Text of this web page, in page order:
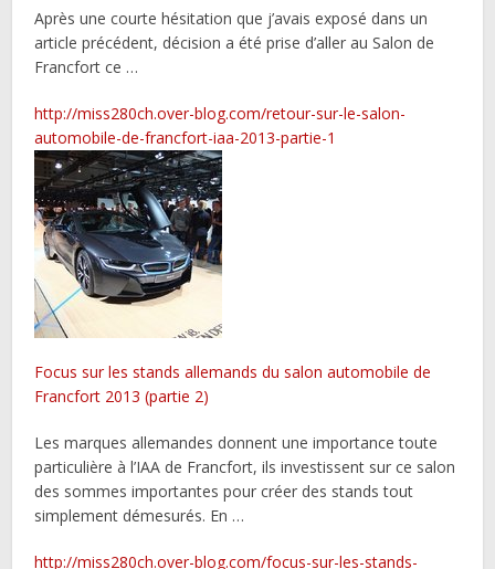
Après une courte hésitation que j’avais exposé dans un
article précédent, décision a été prise d’aller au Salon de
Francfort ce …
http://miss280ch.over-blog.com/retour-sur-le-salon-
automobile-de-francfort-iaa-2013-partie-1
Focus sur les stands allemands du salon automobile de
Francfort 2013 (partie 2)
Les marques allemandes donnent une importance toute
particulière à l’IAA de Francfort, ils investissent sur ce salon
des sommes importantes pour créer des stands tout
simplement démesurés. En …
http://miss280ch.over-blog.com/focus-sur-les-stands-